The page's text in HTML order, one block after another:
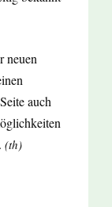
neuen
auch
(th)